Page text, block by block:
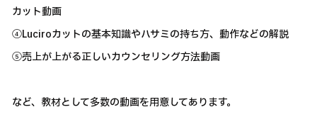
カット動画
④Luciroカットの基本知識やハサミの持ち方、動作などの解説
⑤売上が上がる正しいカウンセリング方法動画
など、教材として多数の動画を用意してあります。